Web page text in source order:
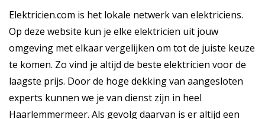
Elektricien.com is het lokale netwerk van elektriciens.
Op deze website kun je elke elektricien uit jouw
omgeving met elkaar vergelijken om tot de juiste keuze
te komen. Zo vind je altijd de beste elektricien voor de
laagste prijs. Door de hoge dekking van aangesloten
experts kunnen we je van dienst zijn in heel
Haarlemmermeer. Als gevolg daarvan is er altijd een